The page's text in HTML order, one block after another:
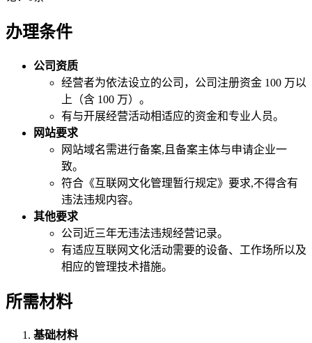
办理条件
公司资质
经营者为依法设立的公司，公司注册资金 100 万以
上（含 100 万）。
有与开展经营活动相适应的资金和专业人员。
网站要求
网站域名需进行备案,且备案主体与申请企业一
致。
符合《互联网文化管理暂行规定》要求,不得含有
违法违规内容。
其他要求
公司近三年无违法违规经营记录。
有适应互联网文化活动需要的设备、工作场所以及
相应的管理技术措施。
所需材料
基础材料